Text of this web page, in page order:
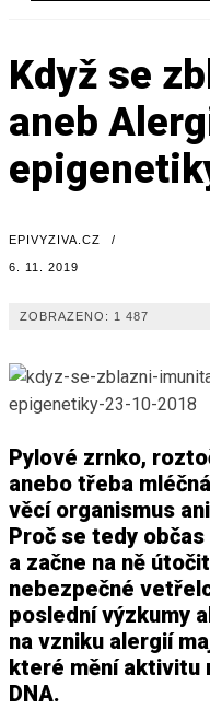
Když se
aneb
EPIVYZIVA.CZ /
6. 11. 2019
ZOBRAZENO: 1 487
Pylové zrnko,
anebo třeba
věcí organismus
Proč se tedy
a začne na ně
nebezpečné
poslední výzkumy
na vzniku alergií
které mění aktivitu
DNA.